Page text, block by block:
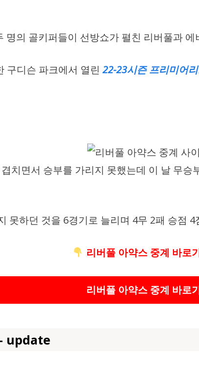
명의 골키퍼들이 선방쇼가 펼친 리버풀과
구디슨 파크에서 열린 22-23시즌 프리미어
치면서 승부를 가리지 못했는데 이 날 무
못하던 것을 6경기로 늘리며 4무 2패 승점
리버풀 아약스 중계 바로
리버풀 아약스 중계 바로
update